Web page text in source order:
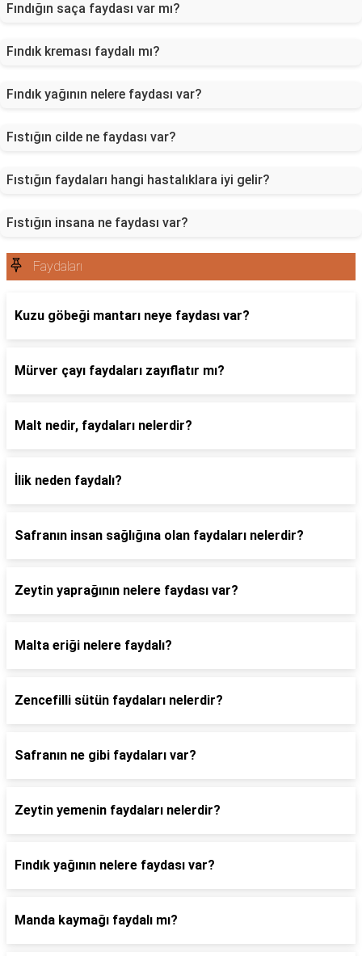
Fındığın saça faydası var mı?
Fındık kreması faydalı mı?
Fındık yağının nelere faydası var?
Fıstığın cilde ne faydası var?
Fıstığın faydaları hangi hastalıklara iyi gelir?
Fıstığın insana ne faydası var?
Faydaları
Kuzu göbeği mantarı neye faydası var?
Mürver çayı faydaları zayıflatır mı?
Malt nedir, faydaları nelerdir?
İlik neden faydalı?
Safranın insan sağlığına olan faydaları nelerdir?
Zeytin yaprağının nelere faydası var?
Malta eriği nelere faydalı?
Zencefilli sütün faydaları nelerdir?
Safranın ne gibi faydaları var?
Zeytin yemenin faydaları nelerdir?
Fındık yağının nelere faydası var?
Manda kaymağı faydalı mı?